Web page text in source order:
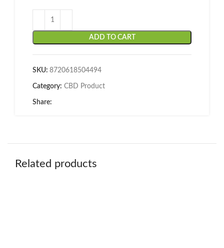
ADD TO CART
SKU: 8720618504494
Category: CBD Product
Share:
Related products